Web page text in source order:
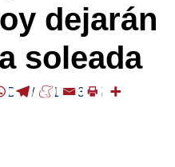
dejarán
soleada
/ 2019-03-25